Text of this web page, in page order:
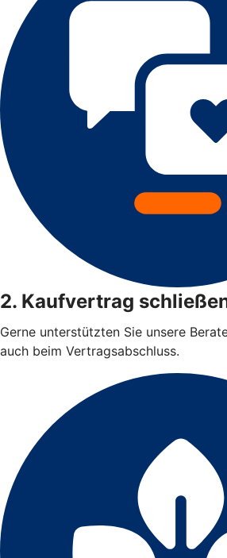
2. Kaufvertrag
Gerne unterstützten Sie unsere
auch beim Vertragsabschluss.